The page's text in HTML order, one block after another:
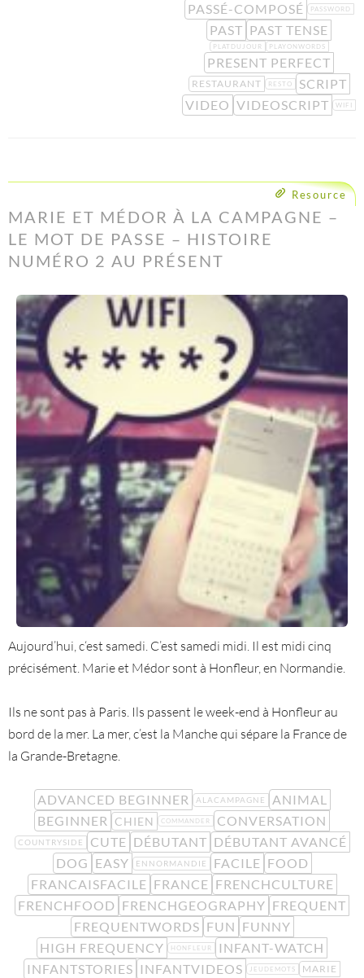
PASSÉ-COMPOSÉ
PASSWORD
PAST PAST TENSE
PLATDUJOUR PLAYONWORDS
PRESENT PERFECT
RESTAURANT RESTO
SCRIPT
VIDEO VIDEOSCRIPT WIFI
Resource
MARIE ET MÉDOR À LA CAMPAGNE –
LE MOT DE PASSE – HISTOIRE
NUMÉRO 2 AU PRÉSENT
Aujourd’hui, c‘est samedi. C’est samedi midi. Il est midi cinq
précisément. Marie et Médor sont à Honfleur, en Normandie.
Ils ne sont pas à Paris. Ils passent le week-end à Honfleur au
bord de la mer. La mer, c’est la Manche qui sépare la France de
la Grande-Bretagne.
ADVANCED BEGINNER ALACAMPAGNE
ANIMAL
BEGINNER
CHIEN COMMANDER CONVERSATION
COUNTRYSIDE CUTE DÉBUTANT DÉBUTANT AVANCÉ
DOG EASY ENNORMANDIE FACILE FOOD
FRANCAISFACILE FRANCE FRENCHCULTURE
FRENCHFOOD FRENCHGEOGRAPHY FREQUENT
FREQUENTWORDS FUN FUNNY
HIGH FREQUENCY
HONFLEUR
INFANT-WATCH
INFANTSTORIES INFANTVIDEOS JEUDEMOTS MARIE